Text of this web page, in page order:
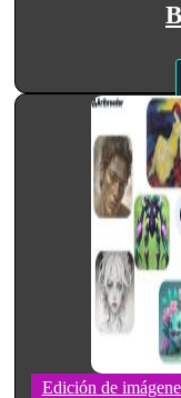
Edición de